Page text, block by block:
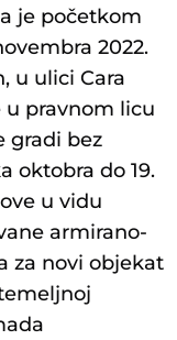
je početkom
2022.
u ulici Cara
u pravnom licu
gradi bez
oktobra do 19.
u vidu
armirano-
za novi objekat